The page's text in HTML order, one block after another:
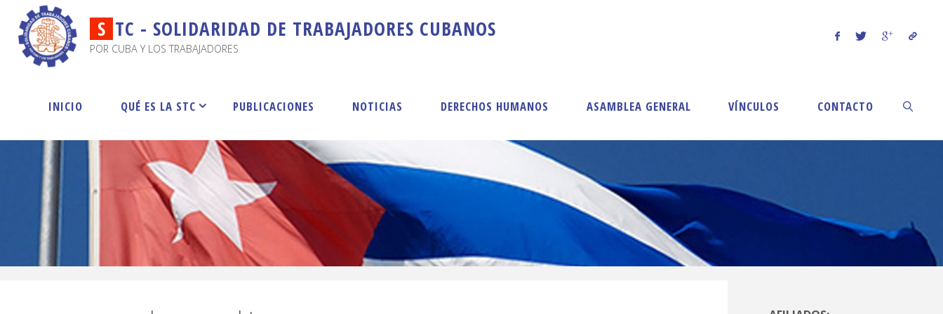
S TC - SOLIDARIDAD DE TRABAJADORES CUBANOS
POR CUBA Y LOS TRABAJADORES
INICIO QUÉ ES LA STC PUBLICACIONES NOTICIAS DERECHOS HUMANOS ASAMBLEA GENERAL VÍNCULOS CONTACTO